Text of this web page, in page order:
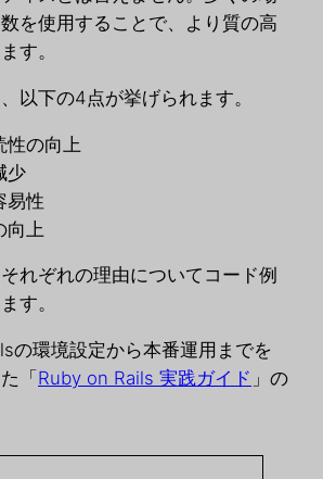
を使用することで、より質の高
す。
以下の4点が挙げられます。
性の向上
少
易性
向上
れぞれの理由についてコード例
す。
の環境設定から本番運用までを
「 Ruby on Rails 実践ガイド 」の